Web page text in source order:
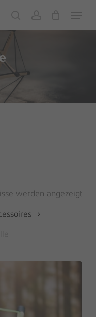
Menu
Cart
werden angezeigt